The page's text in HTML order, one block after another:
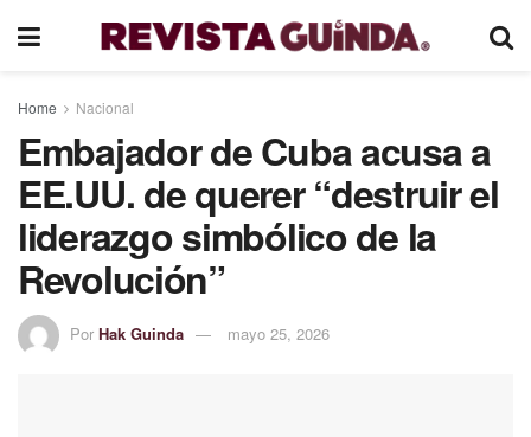
Home Nacional
Embajador de Cuba acusa a
EE.UU. de querer “destruir el
liderazgo simbólico de la
Revolución”
Por Hak Guinda mayo 25, 2026